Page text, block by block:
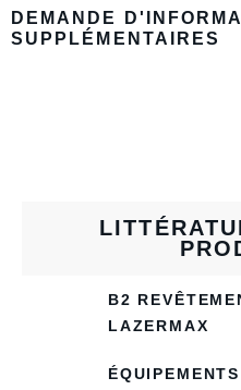
DEMANDE
SUPPLÉMENTAIRES
B2
LAZERMAX